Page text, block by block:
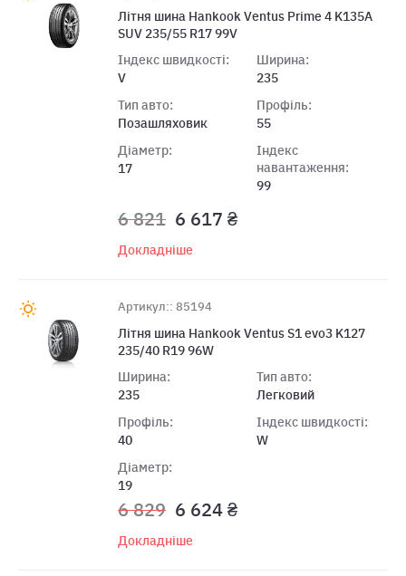
Літня шина Hankook Ventus Prime 4 K135A
SUV 235/55 R17 99V
Індекс швидкості:
V
Тип авто:
Позашляховик
Діаметр:
17
Ширина:
235
Профіль:
55
Індекс
навантаження:
99
6 821 6 617 ₴
Докладніше
Артикул:: 85194
Літня шина Hankook Ventus S1 evo3 K127
235/40 R19 96W
Ширина:
235
Профіль:
40
Діаметр:
19
Тип авто:
Легковий
Індекс швидкості:
W
6 829 6 624 ₴
Докладніше